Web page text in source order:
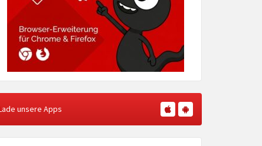
unsere Apps